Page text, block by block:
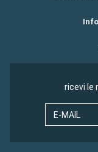
ricevi le
E-MAIL